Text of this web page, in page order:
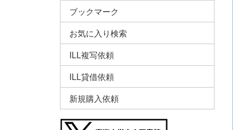
ブックマーク
お気に入り検索
ILL複写依頼
ILL貸借依頼
新規購入依頼